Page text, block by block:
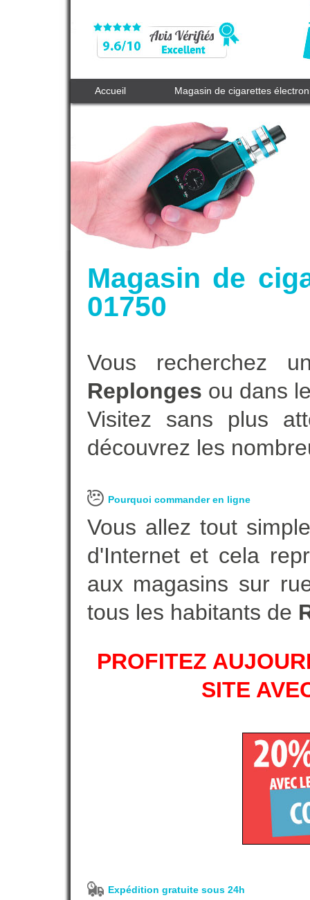
Accueil Magasin de cigarettes
Magasin de
01750
Vous recherchez
Replonges ou dans
Visitez sans plus
découvrez les
Pourquoi commander en ligne
Vous allez tout
d'Internet et cela
aux magasins sur
tous les habitants de
PROFITEZ
SITE
Expédition gratuite sous 24h